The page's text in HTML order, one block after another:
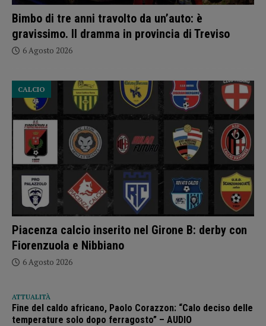
Bimbo di tre anni travolto da un’auto: è
gravissimo. Il dramma in provincia di Treviso
6 Agosto 2026
Piacenza calcio inserito nel Girone B: derby con
Fiorenzuola e Nibbiano
CALCIO
6 Agosto 2026
ATTUALITÀ
Fine del caldo africano, Paolo Corazzon: “Calo deciso delle
temperature solo dopo ferragosto” – AUDIO